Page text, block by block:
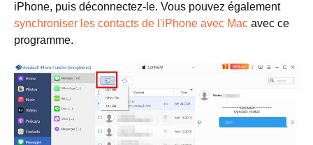
iPhone, puis déconnectez-le. Vous pouvez également
synchroniser les contacts de l'iPhone avec Mac avec ce
programme.